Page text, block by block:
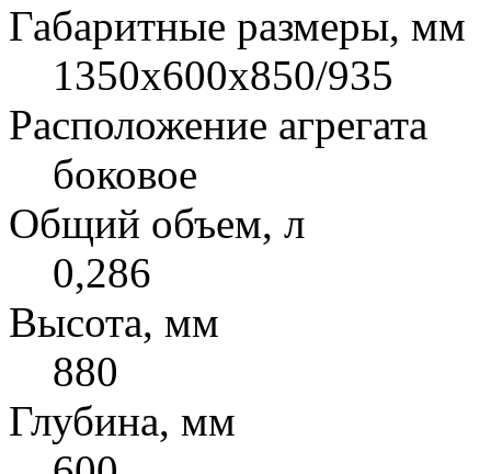
Габаритные размеры, мм
1350x600x850/935
Расположение агрегата
боковое
Общий объем, л
0,286
Высота, мм
880
Глубина, мм